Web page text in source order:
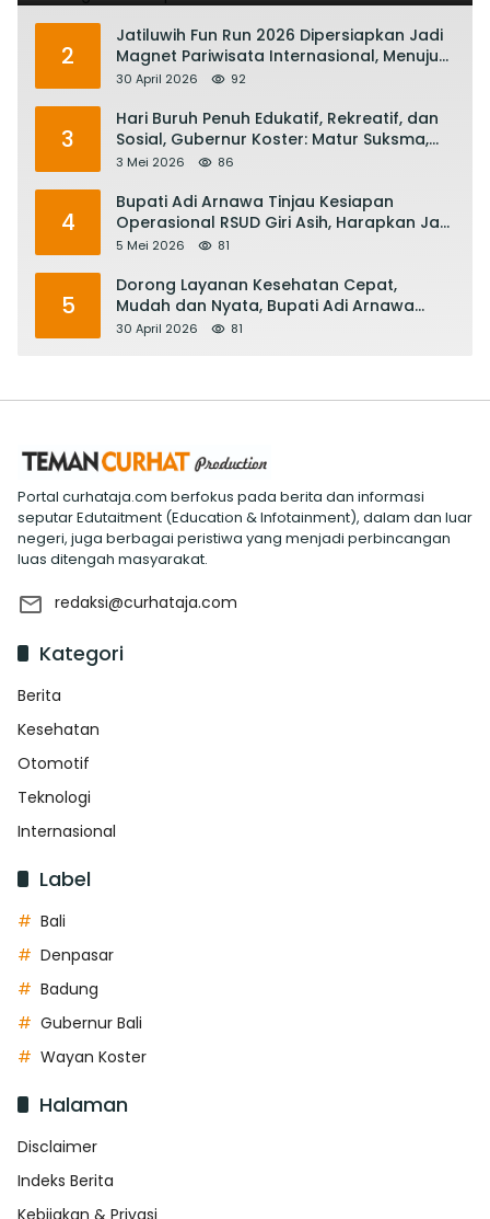
2
Jatiluwih Fun Run 2026 Dipersiapkan Jadi
Magnet Pariwisata Internasional, Menuju
Satu Abad Pariwisata Bali
30 April 2026 92
3
Hari Buruh Penuh Edukatif, Rekreatif, dan
Sosial, Gubernur Koster: Matur Suksma,
Keringat Pekerja Mesin Ekonomi Bali
3 Mei 2026 86
4
Bupati Adi Arnawa Tinjau Kesiapan
Operasional RSUD Giri Asih, Harapkan Jadi
RS Rujukan Terbaik
5 Mei 2026 81
5
Dorong Layanan Kesehatan Cepat,
Mudah dan Nyata, Bupati Adi Arnawa
Evaluasi ‘Mantap Nak Badung’
30 April 2026 81
Portal curhataja.com berfokus pada berita dan informasi
seputar Edutaitment (Education & Infotainment), dalam dan luar
negeri, juga berbagai peristiwa yang menjadi perbincangan
luas ditengah masyarakat.
redaksi@curhataja.com
Kategori
Berita
Kesehatan
Otomotif
Teknologi
Internasional
Label
Bali
Denpasar
Badung
Gubernur Bali
Wayan Koster
Halaman
Disclaimer
Indeks Berita
Kebijakan & Privasi